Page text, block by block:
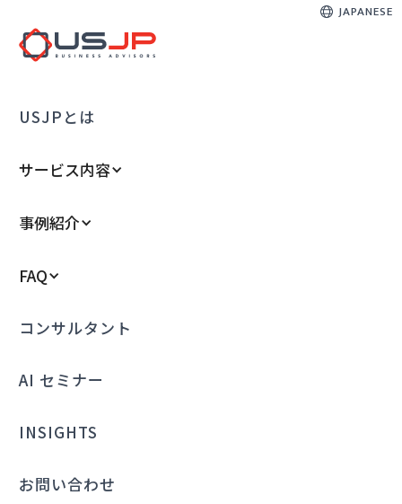
JAPANESE
USJPとは
サービス内容
事例紹介
FAQ
コンサルタント
AI セミナー
INSIGHTS
お問い合わせ